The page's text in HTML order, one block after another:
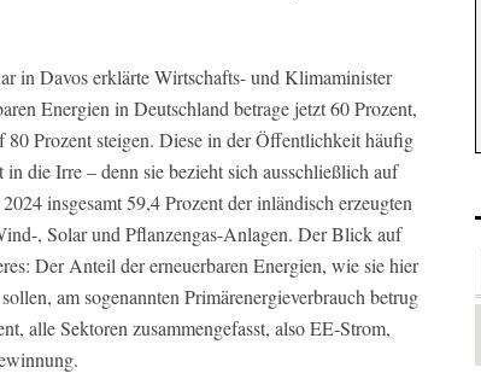
in Davos erklärte Wirtschafts- und Klimaminister
Energien in Deutschland betrage jetzt 60 Prozent,
80 Prozent steigen. Diese in der Öffentlichkeit häufig
die Irre – denn sie bezieht sich ausschließlich auf
insgesamt 59,4 Prozent der inländisch erzeugten
, Solar und Pflanzengas-Anlagen. Der Blick auf
Der Anteil der erneuerbaren Energien, wie sie hier
am sogenannten Primärenergieverbrauch betrug
alle Sektoren zusammengefasst, also EE-Strom,